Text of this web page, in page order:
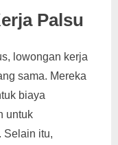
Palsu
lowongan kerja
sama. Mereka
biaya
untuk
Selain itu,